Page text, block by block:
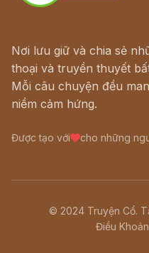
Nơi lưu giữ và chia sẻ
thoại và truyền thuyết
Mỗi câu chuyện đều
niềm cảm hứng.
Được tạo với cho những
© 2024 Truyện Cổ.
Điều Khoản